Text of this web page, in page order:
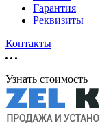
Гарантия
Реквизиты
Контакты
Узнать стоимость